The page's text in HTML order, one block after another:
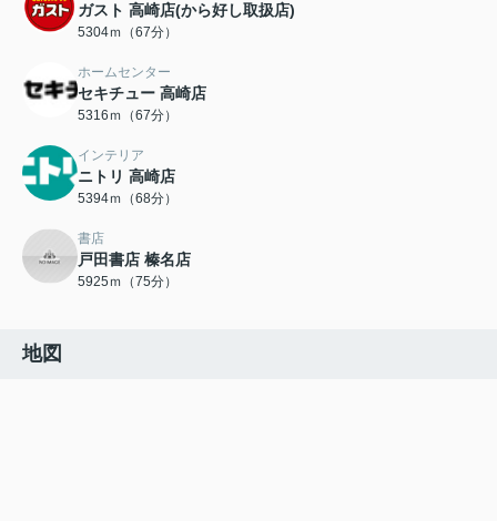
ガスト 高崎店(から好し取扱店)
5304ｍ（67分）
ホームセンター
セキチュー 高崎店
5316ｍ（67分）
インテリア
ニトリ 高崎店
5394ｍ（68分）
書店
戸田書店 榛名店
5925ｍ（75分）
地図